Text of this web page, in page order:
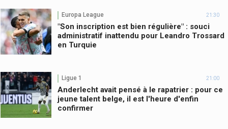
Europa League 21:30
"Son inscription est bien régulière" : souci
administratif inattendu pour Leandro Trossard
en Turquie
Ligue 1 21:00
Anderlecht avait pensé à le rapatrier : pour ce
jeune talent belge, il est l'heure d'enfin
confirmer